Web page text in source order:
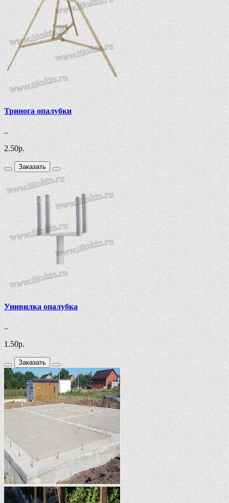
Тринога опалубки
..
2.50р.
Заказать
Унивилка опалубка
..
1.50р.
Заказать